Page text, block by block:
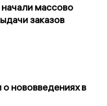
массово
заказов
нововведениях в